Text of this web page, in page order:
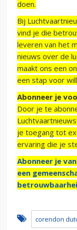
doen.
Bij
vind je die
leveren van het
nieuws over de
maakt ons een
een stap voor
Abonneer je
Door je te
je toegang tot
ervaring die je
Abonneer je
een
corendon